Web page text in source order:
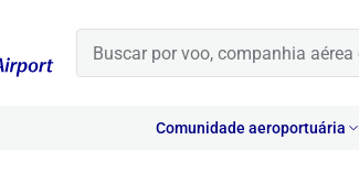
Comunidade aeroportuária